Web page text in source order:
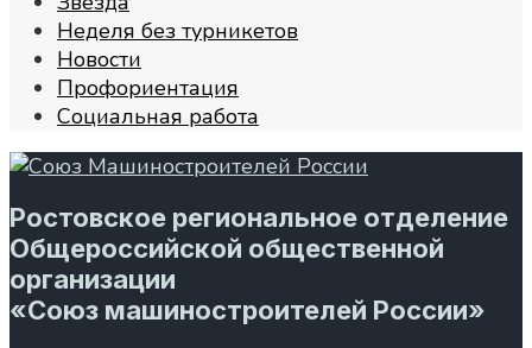
Неделя без турникетов
Новости
Профориентация
Социальная работа
Ростовское региональное отделение
Общероссийской общественной
организации
«Союз машиностроителей России»